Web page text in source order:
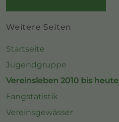
Weitere Seiten
Startseite
Jugendgruppe
Vereinsleben 2010 bis heute
Fangstatistik
Vereinsgewässer